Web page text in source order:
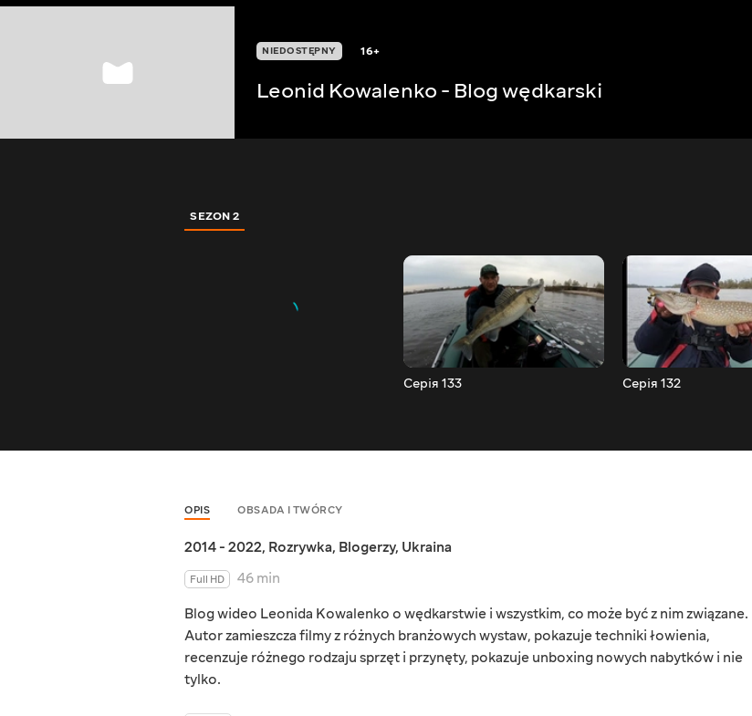
NIEDOSTĘPNY 16+
Leonid Kowalenko - Blog wędkarski
SEZON 2
Серія 133 Серія 132
OPIS OBSADA I TWÓRCY
2014 - 2022, Rozrywka, Blogerzy, Ukraina
Full HD
46 min
Blog wideo Leonida Kowalenko o wędkarstwie i wszystkim, co może być z nim związane.
Autor zamieszcza filmy z różnych branżowych wystaw, pokazuje techniki łowienia,
recenzuje różnego rodzaju sprzęt i przynęty, pokazuje unboxing nowych nabytków i nie
tylko.